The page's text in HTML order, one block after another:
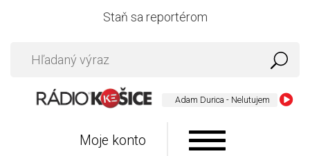
Staň sa reportérom
Adam Durica - Nelutujem
Moje konto